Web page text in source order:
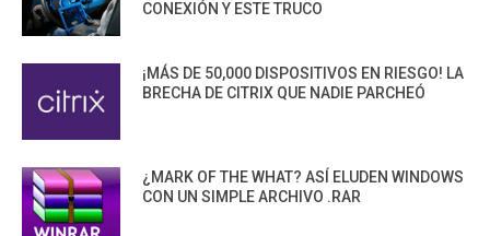
CONEXIÓN Y ESTE TRUCO
¡MÁS DE 50,000 DISPOSITIVOS EN RIESGO! LA
BRECHA DE CITRIX QUE NADIE PARCHEÓ
¿MARK OF THE WHAT? ASÍ ELUDEN WINDOWS
CON UN SIMPLE ARCHIVO .RAR